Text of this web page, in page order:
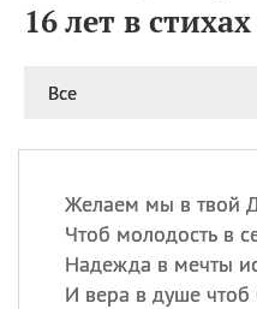
16 лет в стихах
Все
Желаем мы в твой
Чтоб молодость в
Надежда в мечты
И вера в душе чтоб